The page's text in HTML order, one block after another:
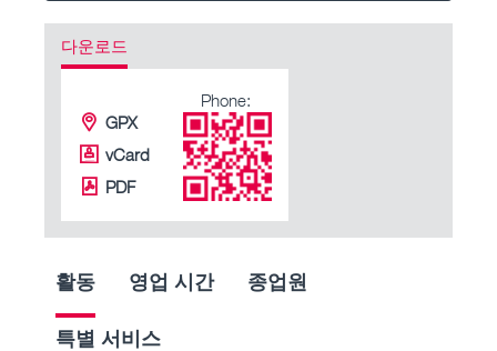
다운로드
GPX
vCard
PDF
Phone:
활동 영업 시간 종업원
특별 서비스